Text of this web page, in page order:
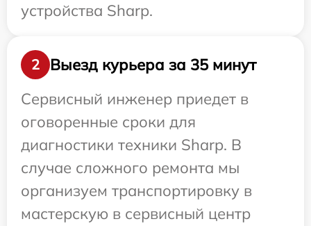
устройства Sharp.
2
Выезд курьера за 35 минут
Сервисный инженер приедет в
оговоренные сроки для
диагностики техники Sharp. В
случае сложного ремонта мы
организуем транспортировку в
мастерскую в сервисный центр